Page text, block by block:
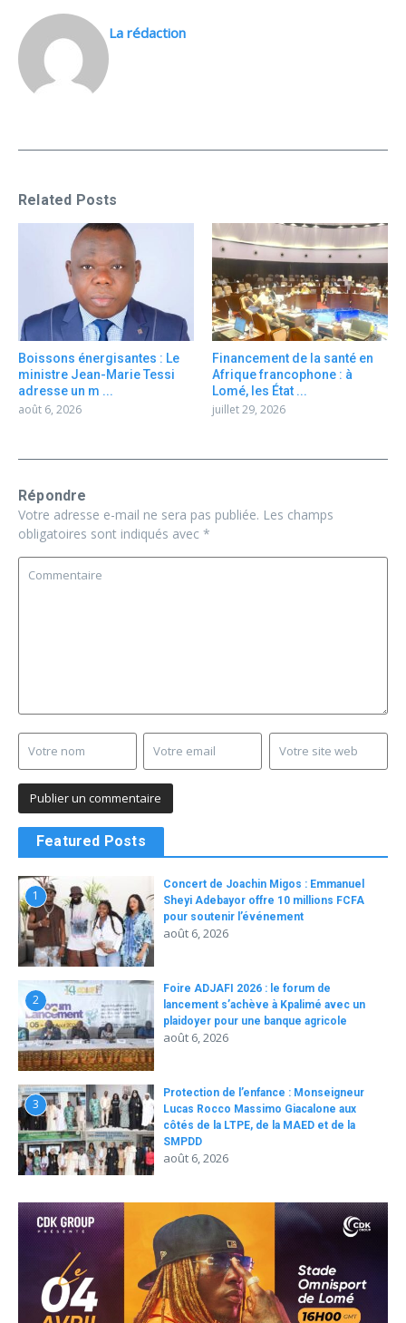
La rédaction
Related Posts
Boissons énergisantes : Le
ministre Jean-Marie Tessi
adresse un m ...
août 6, 2026
Financement de la santé en
Afrique francophone : à
Lomé, les État ...
juillet 29, 2026
Répondre
Votre adresse e-mail ne sera pas publiée. Les champs
obligatoires sont indiqués avec *
Featured Posts
1
Concert de Joachin Migos : Emmanuel
Sheyi Adebayor offre 10 millions FCFA
pour soutenir l’événement
août 6, 2026
2
Foire ADJAFI 2026 : le forum de
lancement s’achève à Kpalimé avec un
plaidoyer pour une banque agricole
août 6, 2026
3
Protection de l’enfance : Monseigneur
Lucas Rocco Massimo Giacalone aux
côtés de la LTPE, de la MAED et de la
SMPDD
août 6, 2026